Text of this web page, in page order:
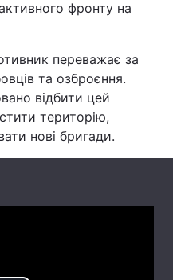
Погода
Регіони
Думки
фронту на
переважає за
та озброєння.
відбити цей
територію,
нові бригади.